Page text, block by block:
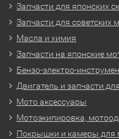
Запчасти для японских
Запчасти для советских
Масла и химия
Запчасти на японские
Бензо-электро-
Двигатель и запчасти
Мото аксессуары
Мотоэкипировка,
Покрышки и камеры для